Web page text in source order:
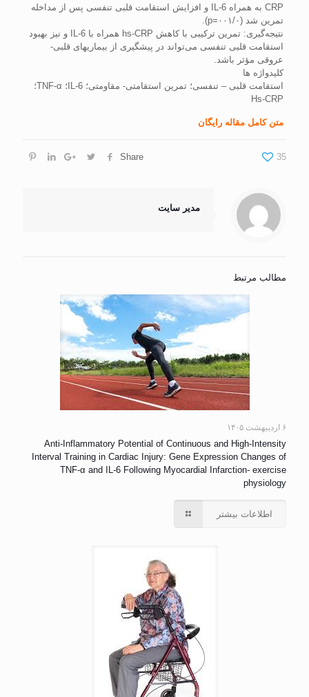
CRP به همراه IL-6 و افزایش استقامت قلبی تنفسی پس از مداخله
تمرین شد (۰۰۱/۰=p).
نتیجه‌گیری: تمرین ترکیبی با کاهش hs-CRP همراه با IL-6 و نیز بهبود
استقامت قلبی تنفسی می‌تواند در پیشگیری از بیماری­های قلبی-
عروقی مؤثر باشد.
کلیدواژه ها
استقامت قلبی – تنفسی؛ تمرین استقامتی- مقاومتی؛ IL-6؛ TNF-α؛
Hs-CRP
متن کامل مقاله رایگان
Share 35
مدیر سایت
مطالب مرتبط
۶ اردیبهشت ۱۴۰۵
Anti-Inflammatory Potential of Continuous and High-Intensity
Interval Training in Cardiac Injury: Gene Expression Changes of
TNF-α and IL-6 Following Myocardial Infarction- exercise
physiology
اطلاعات بیشتر